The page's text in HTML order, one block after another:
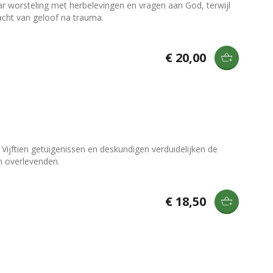
worsteling met herbelevingen en vragen aan God, terwijl
van geloof na trauma.
€ 20,00
getuigenissen en deskundigen verduidelijken de
overlevenden.
€ 18,50